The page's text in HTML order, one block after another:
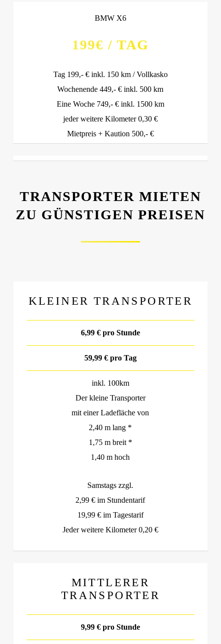
BMW X6
199€ / TAG
Tag 199,- € inkl. 150 km / Vollkasko
Wochenende 449,- € inkl. 500 km
Eine Woche 749,- € inkl. 1500 km
jeder weitere Kilometer 0,30 €
Mietpreis + Kaution 500,- €
TRANSPORTER MIETEN
ZU GÜNSTIGEN PREISEN
KLEINER TRANSPORTER
6,99 € pro Stunde
59,99 € pro Tag
inkl. 100km
Der kleine Transporter
mit einer Ladefläche von
2,40 m lang *
1,75 m breit *
1,40 m hoch
Samstags zzgl.
2,99 € im Stundentarif
19,99 € im Tagestarif
Jeder weitere Kilometer 0,20 €
MITTLERER
TRANSPORTER
9,99 € pro Stunde